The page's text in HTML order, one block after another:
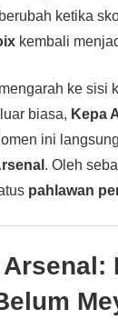
ketika
kembali
ke sisi
biasa, Kepa
ini
. Oleh
pahlawan